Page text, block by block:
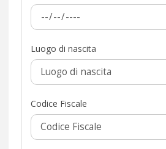
Luogo di nascita
Codice Fiscale